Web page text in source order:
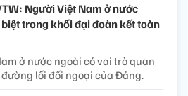
Người Việt Nam ở nước
trong khối đại đoàn kết toàn
ở nước ngoài có vai trò quan
lối đối ngoại của Đảng.